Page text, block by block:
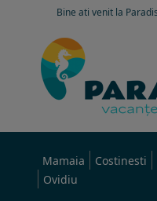
Bine ati venit la
Mamaia Costinesti
Ovidiu